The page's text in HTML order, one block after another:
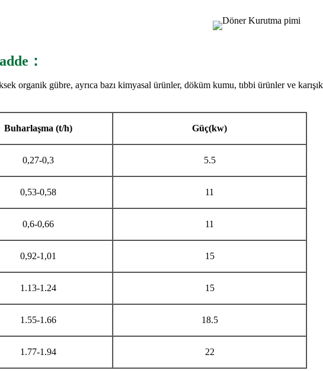
：
organik gübre, ayrıca bazı kimyasal ürünler, döküm kumu, tıbbi ürünler ve
Buharlaşma (t/h) Güç(kw)
0,27-0,3 5.5
0,53-0,58 11
0,6-0,66 11
0,92-1,01 15
1.13-1.24 15
1.55-1.66 18.5
1.77-1.94 22